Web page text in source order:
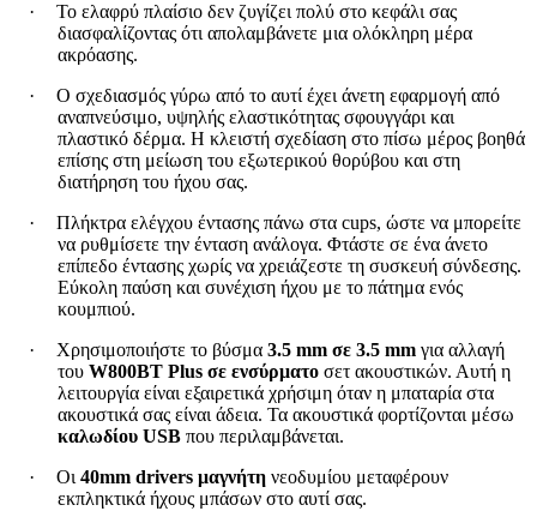
·
Το ελαφρύ πλαίσιο δεν ζυγίζει πολύ στο κεφάλι σας
διασφαλίζοντας ότι απολαμβάνετε μια ολόκληρη μέρα
ακρόασης.
·
Ο σχεδιασμός γύρω από το αυτί έχει άνετη εφαρμογή από
αναπνεύσιμο, υψηλής ελαστικότητας σφουγγάρι και
πλαστικό δέρμα. Η κλειστή σχεδίαση στο πίσω μέρος βοηθά
επίσης στη μείωση του εξωτερικού θορύβου και στη
διατήρηση του ήχου σας.
·
Πλήκτρα ελέγχου έντασης πάνω στα cups, ώστε να μπορείτε
να ρυθμίσετε την ένταση ανάλογα. Φτάστε σε ένα άνετο
επίπεδο έντασης χωρίς να χρειάζεστε τη συσκευή σύνδεσης.
Εύκολη παύση και συνέχιση ήχου με το πάτημα ενός
κουμπιού.
·
Χρησιμοποιήστε το βύσμα 3.5 mm σε 3.5 mm για αλλαγή
του W800BT Plus σε ενσύρματο σετ ακουστικών. Αυτή η
λειτουργία είναι εξαιρετικά χρήσιμη όταν η μπαταρία στα
ακουστικά σας είναι άδεια. Τα ακουστικά φορτίζονται μέσω
καλωδίου USB που περιλαμβάνεται.
·
Οι 40mm drivers μαγνήτη νεοδυμίου μεταφέρουν
εκπληκτικά ήχους μπάσων στο αυτί σας.